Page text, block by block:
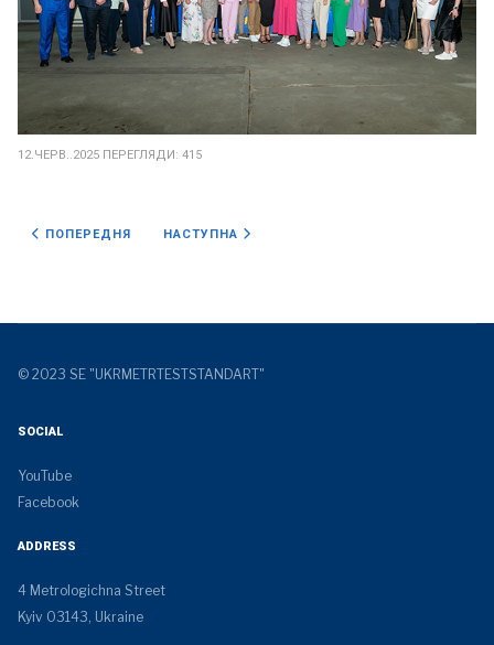
12.ЧЕРВ..2025 ПЕРЕГЛЯДИ: 415
ПОПЕРЕДНЯ СТАТТЯ: УЧАСТЬ У ЗАСІДАННЯХ ПІДКОМІТЕТІВ ТС-ЕМ
ПОПЕРЕДНЯ НАСТУПНА СТАТТЯ: ЗАХОДИ З НАГОДИ 150-
НАСТУПНА
© 2023 SE "UKRMETRTESTSTANDART"
SOCIAL
YouTube
Facebook
ADDRESS
4 Metrologichna Street
Kyiv 03143, Ukraine